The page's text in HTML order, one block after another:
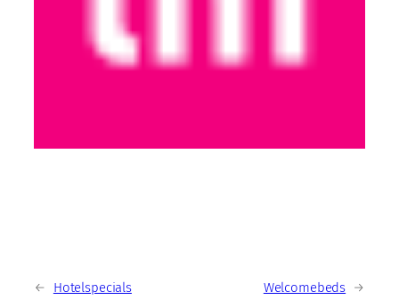
← Hotelspecials Welcomebeds →